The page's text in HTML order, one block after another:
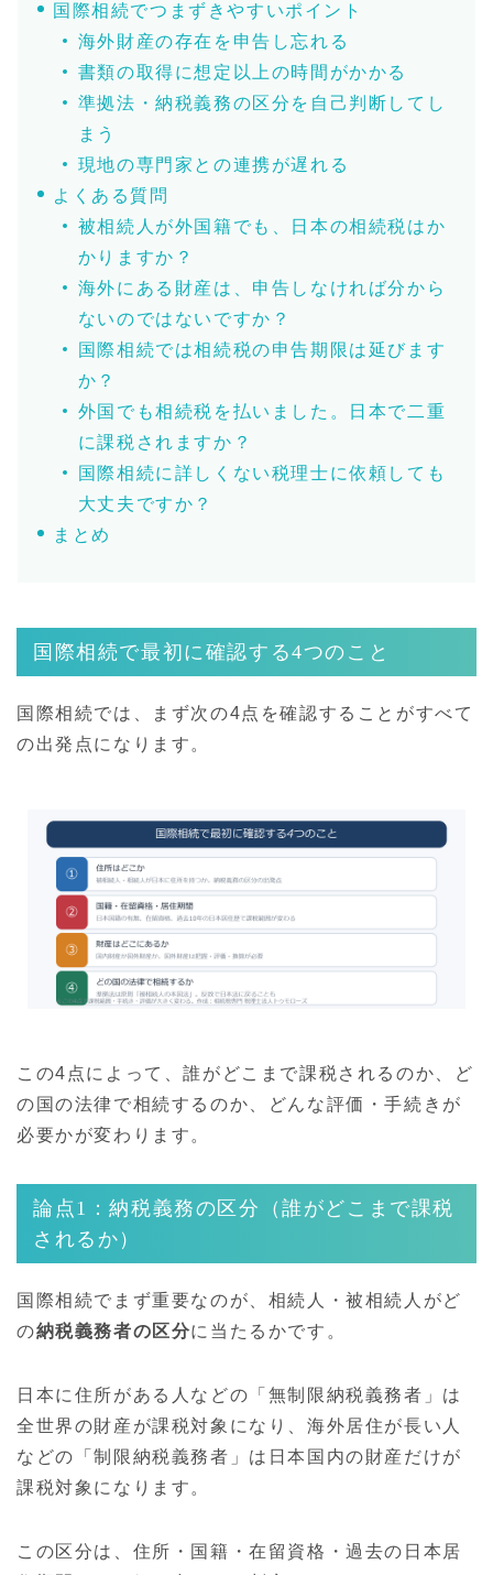
国際相続でつまずきやすいポイント
海外財産の存在を申告し忘れる
書類の取得に想定以上の時間がかかる
準拠法・納税義務の区分を自己判断してし
まう
現地の専門家との連携が遅れる
よくある質問
被相続人が外国籍でも、日本の相続税はか
かりますか？
海外にある財産は、申告しなければ分から
ないのではないですか？
国際相続では相続税の申告期限は延びます
か？
外国でも相続税を払いました。日本で二重
に課税されますか？
国際相続に詳しくない税理士に依頼しても
大丈夫ですか？
まとめ
国際相続で最初に確認する4つのこと
国際相続では、まず次の4点を確認することがすべて
の出発点になります。
この4点によって、誰がどこまで課税されるのか、ど
の国の法律で相続するのか、どんな評価・手続きが
必要かが変わります。
論点1：納税義務の区分（誰がどこまで課税
されるか）
国際相続でまず重要なのが、相続人・被相続人がど
の納税義務者の区分に当たるかです。
日本に住所がある人などの「無制限納税義務者」は
全世界の財産が課税対象になり、海外居住が長い人
などの「制限納税義務者」は日本国内の財産だけが
課税対象になります。
この区分は、住所・国籍・在留資格・過去の日本居